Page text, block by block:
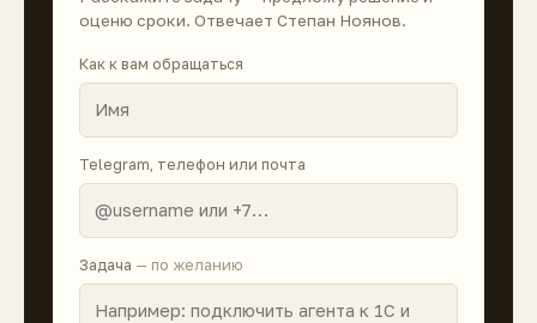
оценю сроки. Отвечает Степан Ноянов.
Как к вам обращаться
Telegram, телефон или почта
Задача — по желанию